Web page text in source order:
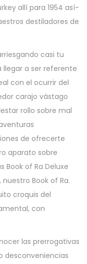
allí para 1954 así­
destiladores de
casi tu
llegar a ser referente
con el ocurrir del
carajo vástago
rollo sobre mal
de ofrecerte
aparato sobre
of Ra Deluxe
Book of Ra.
croquis del
con
las prerrogativas
desconveniencias